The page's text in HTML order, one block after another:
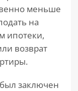
меньше
на
ипотеки,
возврат
заключен